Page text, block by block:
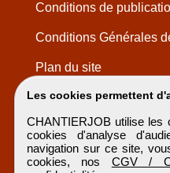
Les cookies permettent
CHANTIERJOB utilise les
cookies d'analyse
navigation sur ce site,
cookies, nos CGV /
Conditions de
Conditions Générales
Plan du site